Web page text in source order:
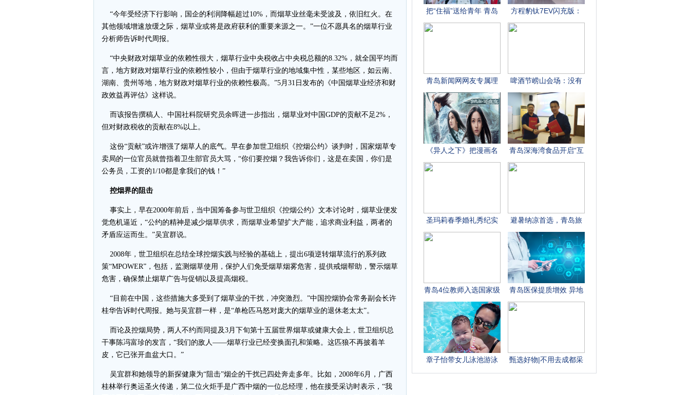
“今年受经济下行影响，国企的利润降幅超过10%，而烟草业丝毫未受波及，依旧红火。在
其他领域增速放缓之际，烟草业或将是政府获利的重要来源之一。”一位不愿具名的烟草行业
分析师告诉时代周报。
“中央财政对烟草业的依赖性很大，烟草行业中央税收占中央税总额的8.32%，就全国平均而
言，地方财政对烟草行业的依赖性较小，但由于烟草行业的地域集中性，某些地区，如云南、
湖南、贵州等地，地方财政对烟草行业的依赖性极高。”5月31日发布的《中国烟草业经济和财
政效益再评估》这样说。
而该报告撰稿人、中国社科院研究员余晖进一步指出，烟草业对中国GDP的贡献不足2%，
但对财政税收的贡献在8%以上。
这份“贡献”或许增强了烟草人的底气。早在参加世卫组织《控烟公约》谈判时，国家烟草专
卖局的一位官员就曾指着卫生部官员大骂，“你们要控烟？我告诉你们，这是在卖国，你们是
公务员，工资的1/10都是拿我们的钱！”
控烟界的阻击
事实上，早在2000年前后，当中国筹备参与世卫组织《控烟公约》文本讨论时，烟草业便发
觉危机逼近，“公约的精神是减少烟草供求，而烟草业希望扩大产能，追求商业利益，两者的
矛盾应运而生。”吴宜群说。
2008年，世卫组织在总结全球控烟实践与经验的基础上，提出6项逆转烟草流行的系列政
策“MPOWER”，包括，监测烟草使用，保护人们免受烟草烟雾危害，提供戒烟帮助，警示烟草
危害，确保禁止烟草广告与促销以及提高烟税。
“目前在中国，这些措施大多受到了烟草业的干扰，冲突激烈。”中国控烟协会常务副会长许
桂华告诉时代周报。她与吴宜群一样，是“单枪匹马怒对庞大的烟草业的退休老太太”。
而论及控烟局势，两人不约而同提及3月下旬第十五届世界烟草或健康大会上，世卫组织总
干事陈冯富珍的发言，“我们的敌人——烟草行业已经变换面孔和策略。这匹狼不再披着羊
皮，它已张开血盆大口。”
吴宜群和她领导的新探健康为“阻击”烟企的干扰已四处奔走多年。比如，2008年6月，广西
桂林举行奥运圣火传递，第二位火炬手是广西中烟的一位总经理，他在接受采访时表示，“我